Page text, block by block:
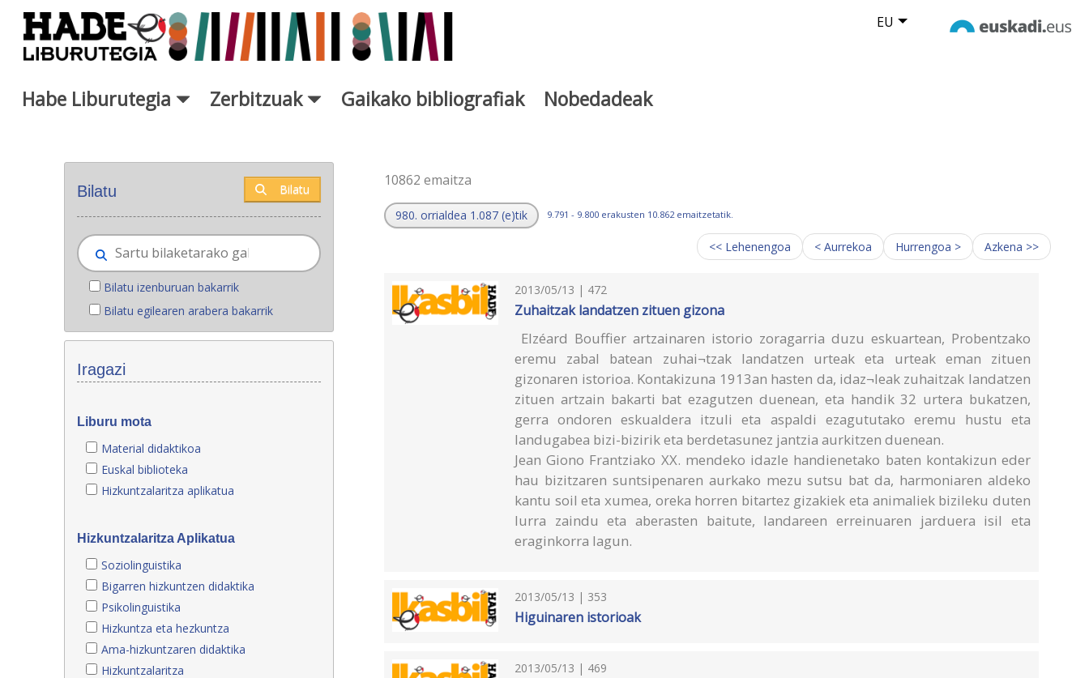
Eduki nagusira joan EU
Habe Liburutegia Zerbitzuak Gaikako bibliografiak Nobedadeak
Bilatu Bilatu
Bilatu izenburuan bakarrik
Bilatu egilearen arabera bakarrik
Iragazi
Liburu mota
Material didaktikoa
Euskal biblioteka
Hizkuntzalaritza aplikatua
Hizkuntzalaritza Aplikatua
Soziolinguistika
Bigarren hizkuntzen didaktika
Psikolinguistika
Hizkuntza eta hezkuntza
Ama-hizkuntzaren didaktika
Hizkuntzalaritza
10862 emaitza
980. orrialdea 1.087 (e)tik 9.791 - 9.800 erakusten 10.862 emaitzetatik.
<< Lehenengoa < Aurrekoa Hurrengoa > Azkena >>
2013/05/13 | 472
Zuhaitzak landatzen zituen gizona
Elzéard Bouffier artzainaren istorio zoragarria duzu eskuartean, Probentzako
eremu zabal batean zuhai¬tzak landatzen urteak eta urteak eman zituen
gizonaren istorioa. Kontakizuna 1913an hasten da, idaz¬leak zuhaitzak landatzen
zituen artzain bakarti bat ezagutzen duenean, eta handik 32 urtera bukatzen,
gerra ondoren eskualdera itzuli eta aspaldi ezagututako eremu hustu eta
landugabea bizi-bizirik eta berdetasunez jantzia aurkitzen duenean.
Jean Giono Frantziako XX. mendeko idazle handienetako baten kontakizun eder
hau bizitzaren suntsipenaren aurkako mezu sutsu bat da, harmoniaren aldeko
kantu soil eta xumea, oreka horren bitartez gizakiek eta animaliek bizileku duten
lurra zaindu eta aberasten baitute, landareen erreinuaren jarduera isil eta
eraginkorra lagun.
2013/05/13 | 353
Higuinaren istorioak
2013/05/13 | 469